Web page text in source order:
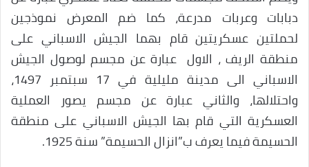
دبابات وعربات مدرعة، كما ضم المعرض نموذجين
لحملتين عسكريتين قام بهما الجيش الاسباني على
منطقة الريف ، الاول عبارة عن مجسم لوصول الجيش
الاسباني الى مدينة مليلية في 17 سبتمبر 1497،
واحتلالها، والثاني عبارة عن مجسم يصور العملية
العسكرية التي قام بها الجيش الاسباني على منطقة
الحسيمة فيما يعرف ب”انزال الحسيمة” سنة 1925.